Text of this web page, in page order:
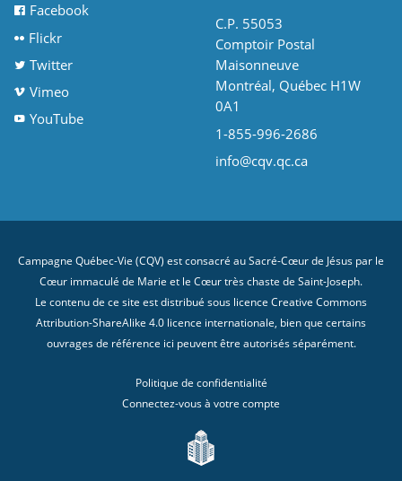
Facebook
Flickr
Twitter
Vimeo
YouTube
C.P. 55053
Comptoir Postal
Maisonneuve
Montréal, Québec H1W
0A1
1-855-996-2686
info@cqv.qc.ca
Campagne Québec-Vie (CQV) est consacré au Sacré-Cœur de Jésus par le
Cœur immaculé de Marie et le Cœur très chaste de Saint-Joseph.
Le contenu de ce site est distribué sous licence Creative Commons
Attribution-ShareAlike 4.0 licence internationale, bien que certains
ouvrages de référence ici peuvent être autorisés séparément.
Politique de confidentialité
Connectez-vous à votre compte